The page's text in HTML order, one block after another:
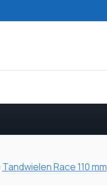
Tandwielen Race 110 mm